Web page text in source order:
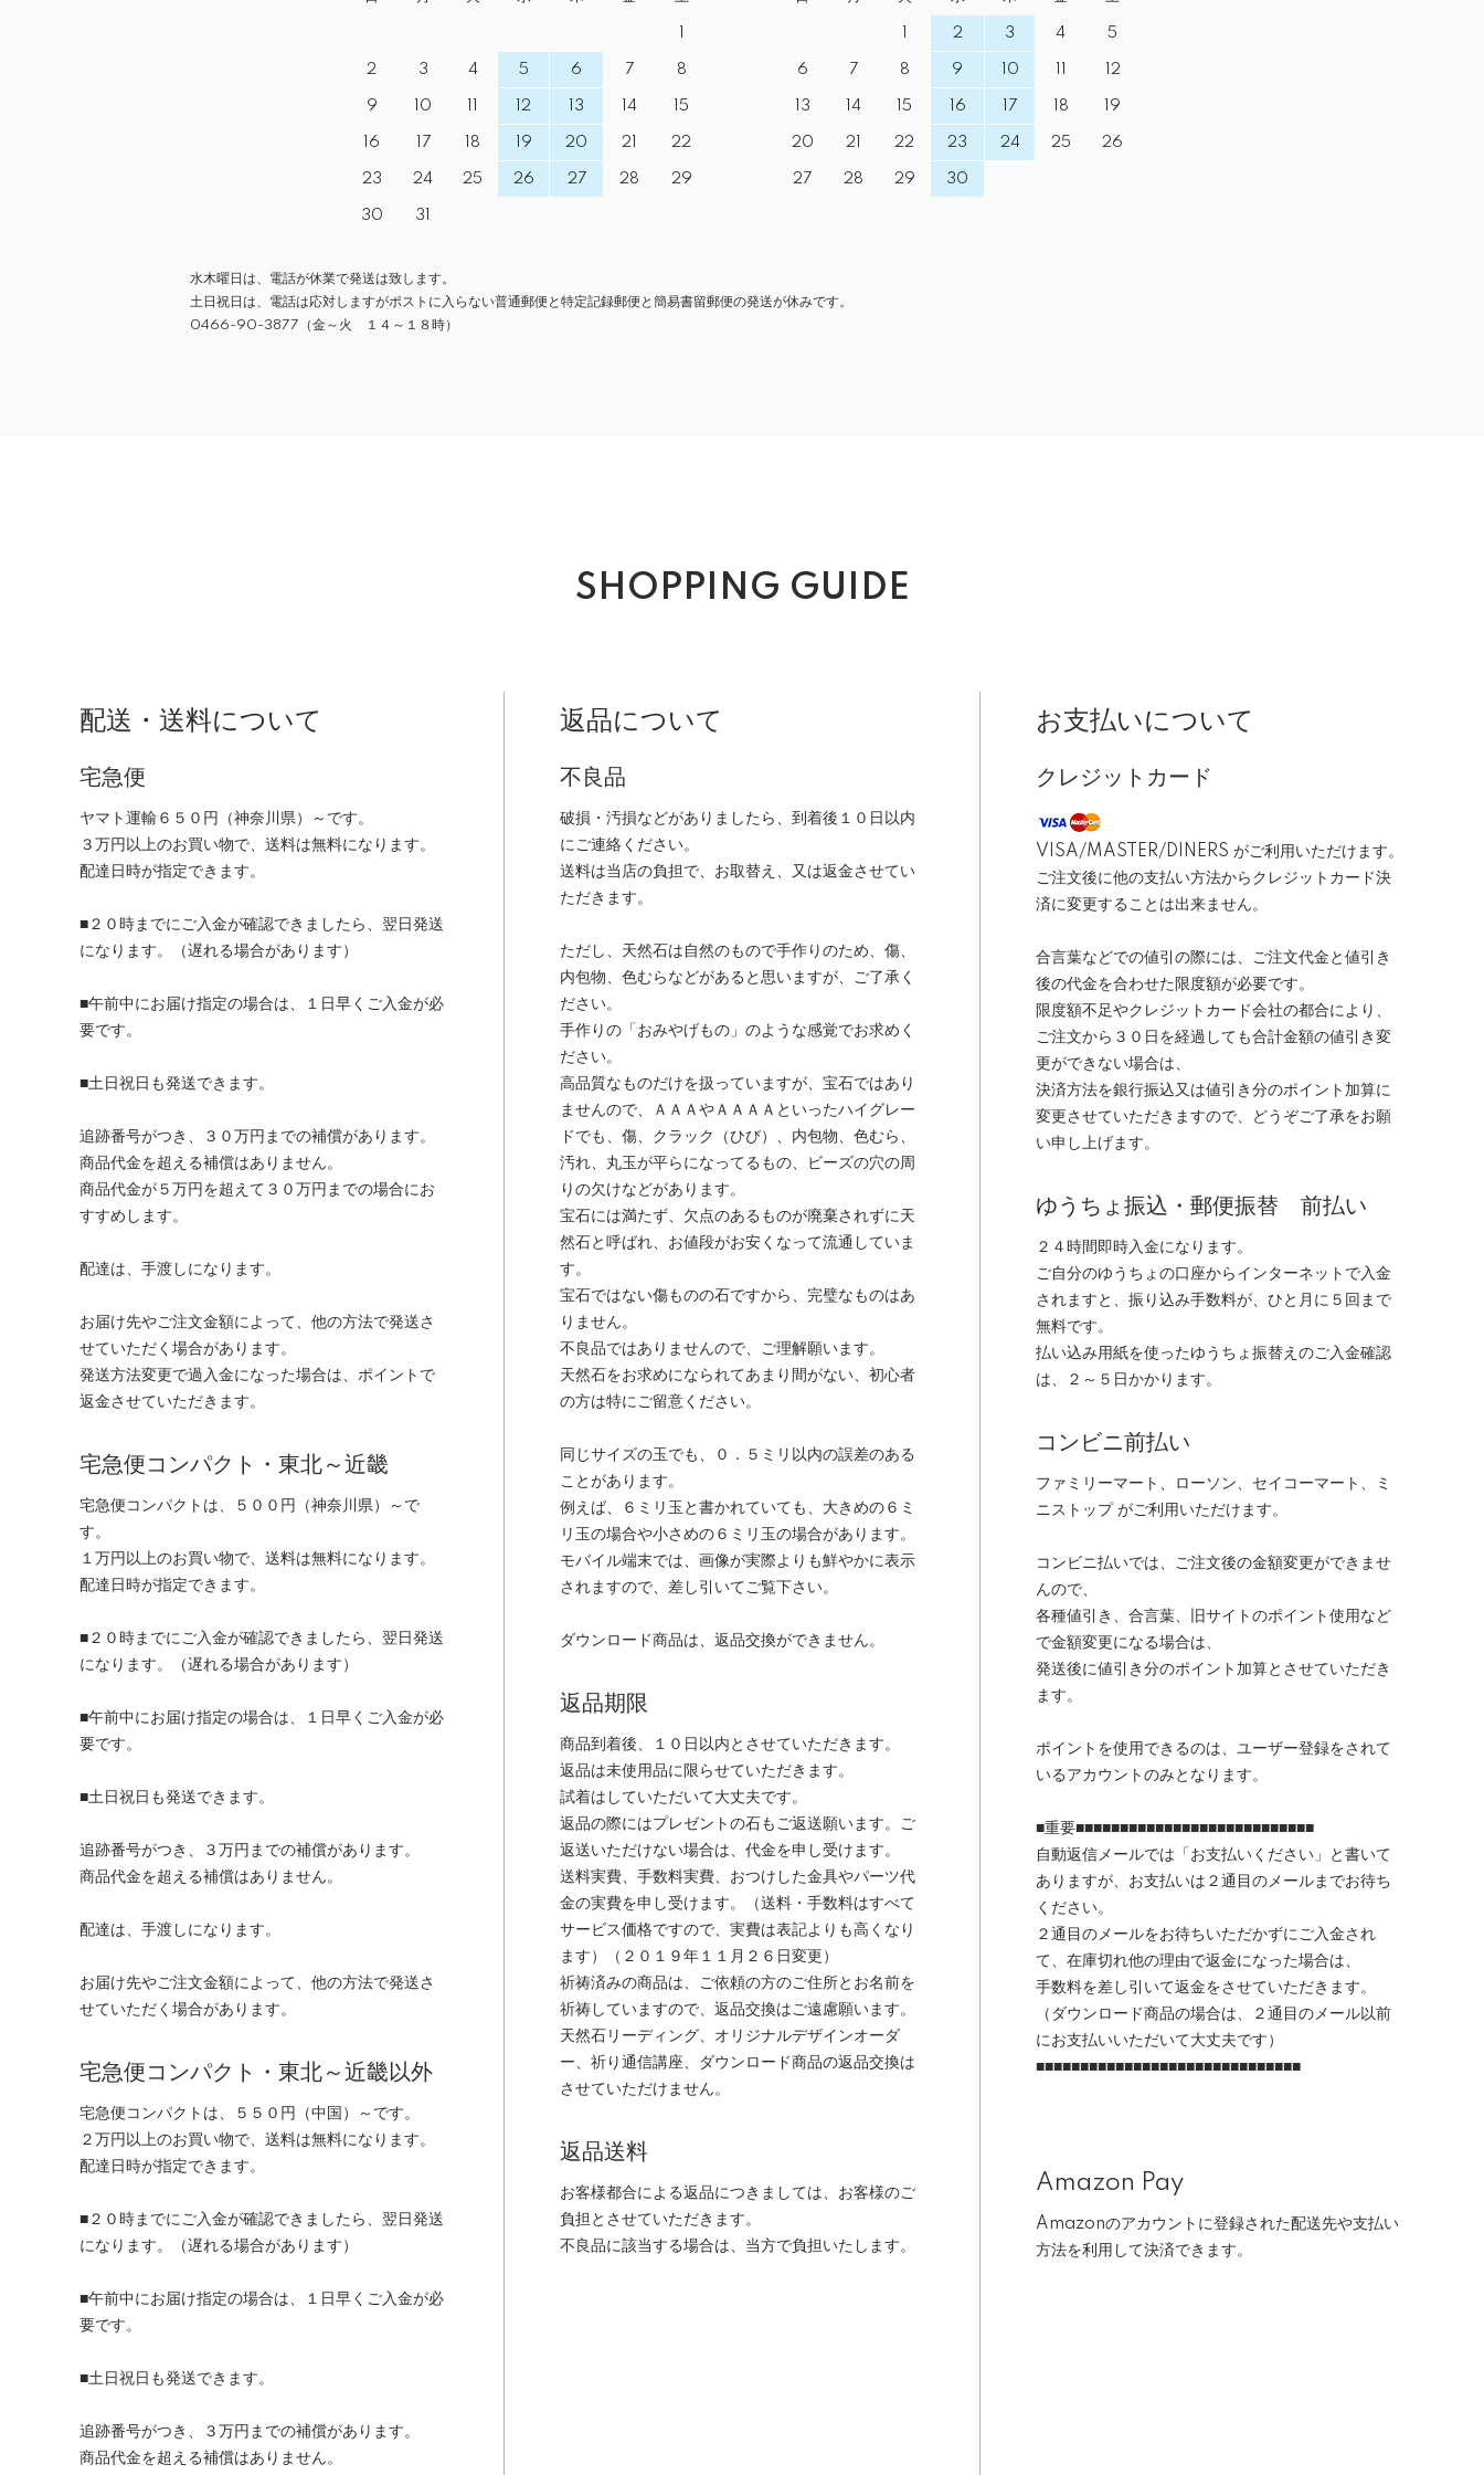
2 3 4 5 6 7 8
9 10 12 13 14 15
16 17 18 19 20 21 22
23 24 25 26 27 28 29
30 31
2 3 4 5
6 7 8 9 10 12
13 14 15 16 17 18 19
20 21 22 23 24 25 26
27 28 29 30
水木曜日は、電話が休業で発送は致します。
土日祝日は、電話は応対しますがポストに入らない普通郵便と特定記録郵便と簡易書留郵便の発送が休みです。
0466-90-3877（金～火 １４～１８時）
SHOPPING GUIDE
配送・送料について
宅急便
ヤマト運輸６５０円（神奈川県）～です。
３万円以上のお買い物で、送料は無料になります。
配達日時が指定できます。
■２０時までにご入金が確認できましたら、翌日発送
になります。（遅れる場合があります）
■午前中にお届け指定の場合は、１日早くご入金が必
要です。
■土日祝日も発送できます。
追跡番号がつき、３０万円までの補償があります。
商品代金を超える補償はありません。
商品代金が５万円を超えて３０万円までの場合にお
すすめします。
配達は、手渡しになります。
お届け先やご注文金額によって、他の方法で発送さ
せていただく場合があります。
発送方法変更で過入金になった場合は、ポイントで
返金させていただきます。
宅急便コンパクト・東北～近畿
宅急便コンパクトは、５００円（神奈川県）～で
す。
１万円以上のお買い物で、送料は無料になります。
配達日時が指定できます。
■２０時までにご入金が確認できましたら、翌日発送
になります。（遅れる場合があります）
■午前中にお届け指定の場合は、１日早くご入金が必
要です。
■土日祝日も発送できます。
追跡番号がつき、３万円までの補償があります。
商品代金を超える補償はありません。
配達は、手渡しになります。
お届け先やご注文金額によって、他の方法で発送さ
せていただく場合があります。
宅急便コンパクト・東北～近畿以外
宅急便コンパクトは、５５０円（中国）～です。
２万円以上のお買い物で、送料は無料になります。
配達日時が指定できます。
■２０時までにご入金が確認できましたら、翌日発送
になります。（遅れる場合があります）
■午前中にお届け指定の場合は、１日早くご入金が必
要です。
■土日祝日も発送できます。
追跡番号がつき、３万円までの補償があります。
商品代金を超える補償はありません。
返品について
不良品
破損・汚損などがありましたら、到着後１０日以内
にご連絡ください。
送料は当店の負担で、お取替え、又は返金させてい
ただきます。
ただし、天然石は自然のもので手作りのため、傷、
内包物、色むらなどがあると思いますが、ご了承く
ださい。
手作りの「おみやげもの」のような感覚でお求めく
ださい。
高品質なものだけを扱っていますが、宝石ではあり
ませんので、ＡＡＡやＡＡＡＡといったハイグレー
ドでも、傷、クラック（ひび）、内包物、色むら、
汚れ、丸玉が平らになってるもの、ビーズの穴の周
りの欠けなどがあります。
宝石には満たず、欠点のあるものが廃棄されずに天
然石と呼ばれ、お値段がお安くなって流通していま
す。
宝石ではない傷ものの石ですから、完璧なものはあ
りません。
不良品ではありませんので、ご理解願います。
天然石をお求めになられてあまり間がない、初心者
の方は特にご留意ください。
同じサイズの玉でも、０．５ミリ以内の誤差のある
ことがあります。
例えば、６ミリ玉と書かれていても、大きめの６ミ
リ玉の場合や小さめの６ミリ玉の場合があります。
モバイル端末では、画像が実際よりも鮮やかに表示
されますので、差し引いてご覧下さい。
ダウンロード商品は、返品交換ができません。
返品期限
商品到着後、１０日以内とさせていただきます。
返品は未使用品に限らせていただきます。
試着はしていただいて大丈夫です。
返品の際にはプレゼントの石もご返送願います。ご
返送いただけない場合は、代金を申し受けます。
送料実費、手数料実費、おつけした金具やパーツ代
金の実費を申し受けます。（送料・手数料はすべて
サービス価格ですので、実費は表記よりも高くなり
ます）（２０１９年１１月２６日変更）
祈祷済みの商品は、ご依頼の方のご住所とお名前を
祈祷していますので、返品交換はご遠慮願います。
天然石リーディング、オリジナルデザインオーダ
ー、祈り通信講座、ダウンロード商品の返品交換は
させていただけません。
返品送料
お客様都合による返品につきましては、お客様のご
負担とさせていただきます。
不良品に該当する場合は、当方で負担いたします。
お支払いについて
クレジットカード
VISA/MASTER/DINERS がご利用いただけます。
ご注文後に他の支払い方法からクレジットカード決
済に変更することは出来ません。
合言葉などでの値引の際には、ご注文代金と値引き
後の代金を合わせた限度額が必要です。
限度額不足やクレジットカード会社の都合により、
ご注文から３０日を経過しても合計金額の値引き変
更ができない場合は、
決済方法を銀行振込又は値引き分のポイント加算に
変更させていただきますので、どうぞご了承をお願
い申し上げます。
ゆうちょ振込・郵便振替 前払い
２４時間即時入金になります。
ご自分のゆうちょの口座からインターネットで入金
されますと、振り込み手数料が、ひと月に５回まで
無料です。
払い込み用紙を使ったゆうちょ振替えのご入金確認
は、２～５日かかります。
コンビニ前払い
ファミリーマート、ローソン、セイコーマート、ミ
ニストップ がご利用いただけます。
コンビニ払いでは、ご注文後の金額変更ができませ
んので、
各種値引き、合言葉、旧サイトのポイント使用など
で金額変更になる場合は、
発送後に値引き分のポイント加算とさせていただき
ます。
ポイントを使用できるのは、ユーザー登録をされて
いるアカウントのみとなります。
■重要■■■■■■■■■■■■■■■■■■■■■■■■■■■
自動返信メールでは「お支払いください」と書いて
ありますが、お支払いは２通目のメールまでお待ち
ください。
２通目のメールをお待ちいただかずにご入金され
て、在庫切れ他の理由で返金になった場合は、
手数料を差し引いて返金をさせていただきます。
（ダウンロード商品の場合は、２通目のメール以前
にお支払いいただいて大丈夫です）
■■■■■■■■■■■■■■■■■■■■■■■■■■■■■■
Amazon Pay
Amazonのアカウントに登録された配送先や支払い
方法を利用して決済できます。